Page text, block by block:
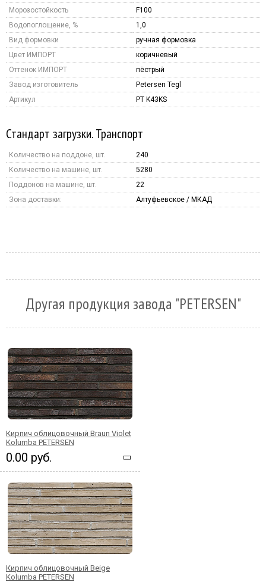
Морозостойкость
F100
Водопоглощение, %
1,0
Вид формовки
ручная формовка
Цвет ИМПОРТ
коричневый
Оттенок ИМПОРТ
пёстрый
Завод изготовитель
Petersen Tegl
Артикул
PT K43KS
Стандарт загрузки. Транспорт
Количество на поддоне, шт.
240
Количество на машине, шт.
5280
Поддонов на машине, шт.
22
Зона доставки:
Алтуфьевское / МКАД
Другая продукция завода "PETERSEN"
Кирпич облицовочный Braun Violet
Kolumba PETERSEN
0.00 руб.
Кирпич облицовочный Beige
Kolumba PETERSEN